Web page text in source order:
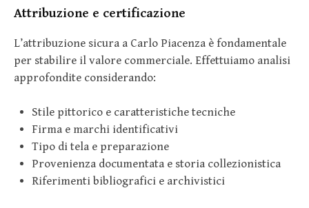
Attribuzione e certificazione
L’attribuzione sicura a Carlo Piacenza è fondamentale
per stabilire il valore commerciale. Effettuiamo analisi
approfondite considerando:
Stile pittorico e caratteristiche tecniche
Firma e marchi identificativi
Tipo di tela e preparazione
Provenienza documentata e storia collezionistica
Riferimenti bibliografici e archivistici